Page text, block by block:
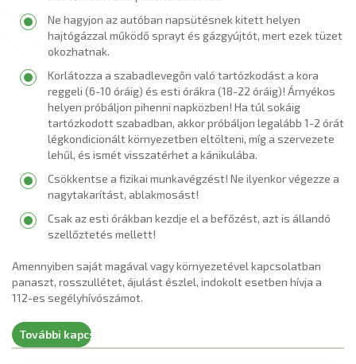
Ne hagyjon az autóban napsütésnek kitett helyen
hajtógázzal működő sprayt és gázgyújtót, mert ezek tüzet
okozhatnak.
Korlátozza a szabadlevegőn való tartózkodást a kora
reggeli (6-10 óráig) és esti órákra (18-22 óráig)! Árnyékos
helyen próbáljon pihenni napközben! Ha túl sokáig
tartózkodott szabadban, akkor próbáljon legalább 1-2 órát
légkondicionált környezetben eltölteni, míg a szervezete
lehűl, és ismét visszatérhet a kánikulába.
Csökkentse a fizikai munkavégzést! Ne ilyenkor végezze a
nagytakarítást, ablakmosást!
Csak az esti órákban kezdje el a befőzést, azt is állandó
szellőztetés mellett!
Amennyiben saját magával vagy környezetével kapcsolatban
panaszt, rosszullétet, ájulást észlel, indokolt esetben hívja a
112-es segélyhívószámot.
További kapcsolódó fájlok